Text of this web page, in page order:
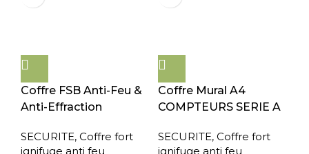
Coffre FSB Anti-Feu &
Anti-Effraction
SECURITE, Coffre fort
ignifuge anti feu
Coffre Mural A4
COMPTEURS SERIE A
SECURITE, Coffre fort
ignifuge anti feu